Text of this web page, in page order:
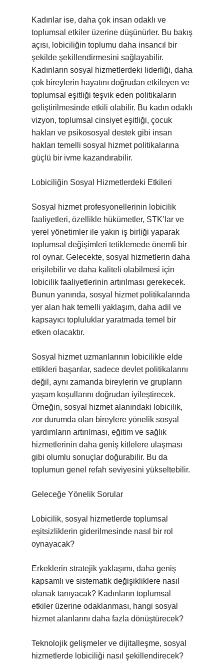
Kadınlar ise, daha çok insan odaklı ve
toplumsal etkiler üzerine düşünürler. Bu bakış
açısı, lobiciliğin toplumu daha insancıl bir
şekilde şekillendirmesini sağlayabilir.
Kadınların sosyal hizmetlerdeki liderliği, daha
çok bireylerin hayatını doğrudan etkileyen ve
toplumsal eşitliği teşvik eden politikaların
geliştirilmesinde etkili olabilir. Bu kadın odaklı
vizyon, toplumsal cinsiyet eşitliği, çocuk
hakları ve psikososyal destek gibi insan
hakları temelli sosyal hizmet politikalarına
güçlü bir ivme kazandırabilir.
Lobiciliğin Sosyal Hizmetlerdeki Etkileri
Sosyal hizmet profesyonellerinin lobicilik
faaliyetleri, özellikle hükümetler, STK’lar ve
yerel yönetimler ile yakın iş birliği yaparak
toplumsal değişimleri tetiklemede önemli bir
rol oynar. Gelecekte, sosyal hizmetlerin daha
erişilebilir ve daha kaliteli olabilmesi için
lobicilik faaliyetlerinin artırılması gerekecek.
Bunun yanında, sosyal hizmet politikalarında
yer alan hak temelli yaklaşım, daha adil ve
kapsayıcı topluluklar yaratmada temel bir
etken olacaktır.
Sosyal hizmet uzmanlarının lobicilikle elde
ettikleri başarılar, sadece devlet politikalarını
değil, aynı zamanda bireylerin ve grupların
yaşam koşullarını doğrudan iyileştirecek.
Örneğin, sosyal hizmet alanındaki lobicilik,
zor durumda olan bireylere yönelik sosyal
yardımların artırılması, eğitim ve sağlık
hizmetlerinin daha geniş kitlelere ulaşması
gibi olumlu sonuçlar doğurabilir. Bu da
toplumun genel refah seviyesini yükseltebilir.
Geleceğe Yönelik Sorular
Lobicilik, sosyal hizmetlerde toplumsal
eşitsizliklerin giderilmesinde nasıl bir rol
oynayacak?
Erkeklerin stratejik yaklaşımı, daha geniş
kapsamlı ve sistematik değişikliklere nasıl
olanak tanıyacak? Kadınların toplumsal
etkiler üzerine odaklanması, hangi sosyal
hizmet alanlarını daha fazla dönüştürecek?
Teknolojik gelişmeler ve dijitalleşme, sosyal
hizmetlerde lobiciliği nasıl şekillendirecek?